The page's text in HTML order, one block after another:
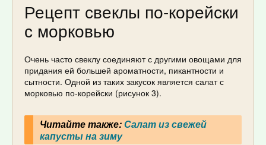
Рецепт свеклы по-корейски
с морковью
Очень часто свеклу соединяют с другими овощами для
придания ей большей ароматности, пикантности и
сытности. Одной из таких закусок является салат с
морковью по-корейски (рисунок 3).
Читайте также:Салат из свежей
капусты на зиму